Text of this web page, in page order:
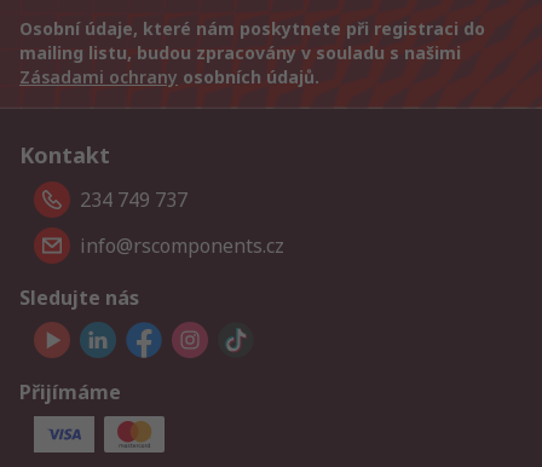
Osobní údaje, které nám poskytnete při registraci do
mailing listu, budou zpracovány v souladu s našimi
Zásadami ochrany osobních údajů.
Kontakt
234 749 737
info@rscomponents.cz
Sledujte nás
Přijímáme